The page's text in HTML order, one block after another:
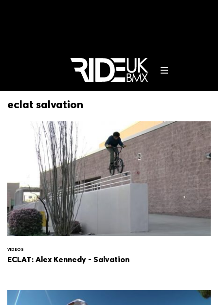
eclat salvation
VIDEOS
ECLAT: Alex Kennedy - Salvation